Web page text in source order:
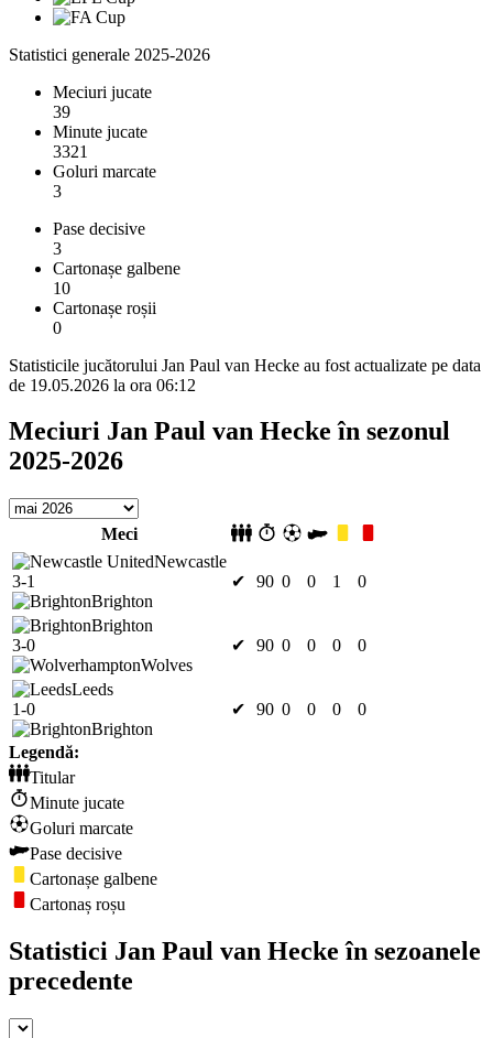
Statistici generale 2025-2026
Meciuri jucate
39
Minute jucate
3321
Goluri marcate
3
Pase decisive
3
Cartonașe galbene
10
Cartonașe roșii
0
Statisticile jucătorului Jan Paul van Hecke au fost actualizate pe data
de 19.05.2026 la ora 06:12
Meciuri Jan Paul van Hecke în sezonul
2025-2026
Meci
Newcastle
3-1
Brighton
✔ 90 0 0 1 0
Brighton
3-0
Wolves
✔ 90 0 0 0 0
Leeds
1-0
Brighton
✔ 90 0 0 0 0
Legendă:
Titular
Minute jucate
Goluri marcate
Pase decisive
Cartonașe galbene
Cartonaș roșu
Statistici Jan Paul van Hecke în sezoanele
precedente